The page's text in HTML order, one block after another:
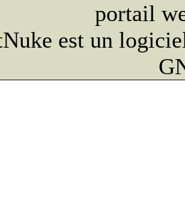
portail
est un